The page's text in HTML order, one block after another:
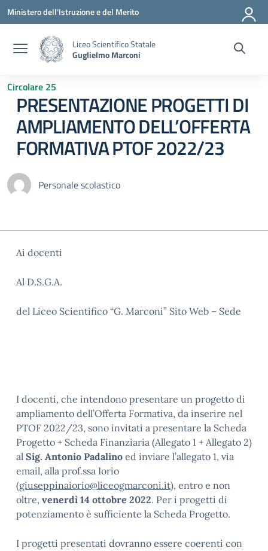
Vai ai contenuti
Vai al menu di navigazione
Vai al footer
Ministero dell'Istruzione e del Merito
Liceo Scientifico Statale
Guglielmo Marconi
Circolare 25
PRESENTAZIONE PROGETTI DI
AMPLIAMENTO DELL’OFFERTA
FORMATIVA PTOF 2022/23
Personale scolastico
Ai docenti
Al D.S.G.A.
del Liceo Scientifico “G. Marconi” Sito Web – Sede
I docenti, che intendono presentare un progetto di
ampliamento dell’Offerta Formativa, da inserire nel
PTOF 2022/23, sono invitati a presentare la Scheda
Progetto + Scheda Finanziaria (Allegato 1 + Allegato 2)
al Sig. Antonio Padalino ed inviare l’allegato 1, via
email, alla prof.ssa Iorio
(giuseppinaiorio@liceogmarconi.it), entro e non
oltre, venerdì 14 ottobre 2022. Per i progetti di
potenziamento è sufficiente la Scheda Progetto.
I progetti presentati dovranno essere coerenti con